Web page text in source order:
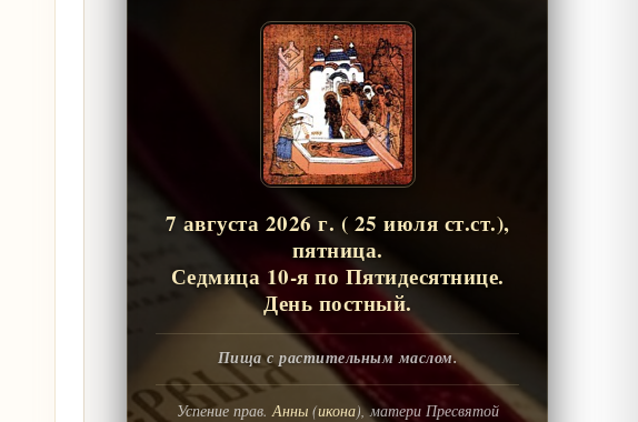
7 августа 2026 г. ( 25 июля ст.ст.),
пятница.
Седмица 10-я по Пятидесятнице.
День постный.
Пища с растительным маслом.
Успение прав.Анны(икона), матери Пресвятой